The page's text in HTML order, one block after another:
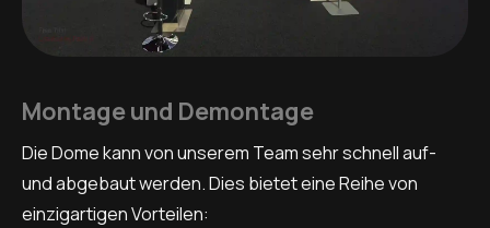
Montage und Demontage
Die Dome kann von unserem Team sehr schnell auf-
und abgebaut werden. Dies bietet eine Reihe von
einzigartigen Vorteilen: